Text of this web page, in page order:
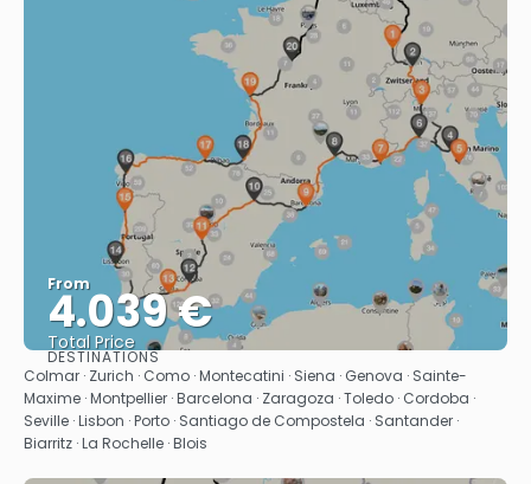
From
4.039 €
Total Price
See
DESTINATIONS
Colmar · Zurich · Como · Montecatini · Siena · Genova · Sainte-
Maxime · Montpellier · Barcelona · Zaragoza · Toledo · Cordoba ·
Seville · Lisbon · Porto · Santiago de Compostela · Santander ·
Biarritz · La Rochelle · Blois